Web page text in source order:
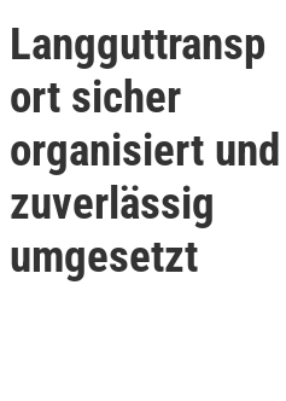
Langguttransp
ort sicher
organisiert und
zuverlässig
umgesetzt